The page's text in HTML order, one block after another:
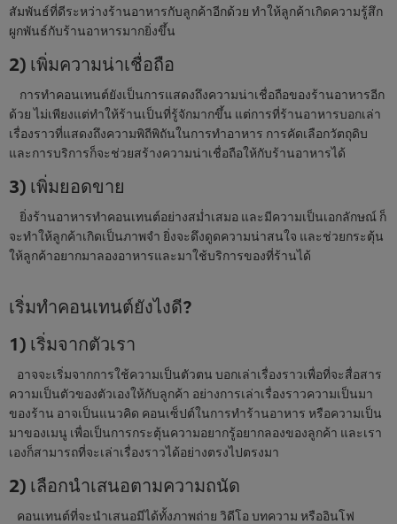
สัมพันธ์ที่ดีระหว่างร้านอาหารกับลูกค้าอีกด้วย ทำให้ลูกค้าเกิดความรู้สึก
ผูกพันธ์กับร้านอาหารมากยิ่งขึ้น
2) เพิ่มความน่าเชื่อถือ
การทำคอนเทนต์ยังเป็นการแสดงถึงความน่าเชื่อถือของร้านอาหารอีก
ด้วย ไม่เพียงแต่ทำให้ร้านเป็นที่รู้จักมากขึ้น แต่การที่ร้านอาหารบอกเล่า
เรื่องราวที่แสดงถึงความพิถีพิถันในการทำอาหาร การคัดเลือกวัตถุดิบ
และการบริการก็จะช่วยสร้างความน่าเชื่อถือให้กับร้านอาหารได้
3) เพิ่มยอดขาย
ยิ่งร้านอาหารทำคอนเทนต์อย่างสม่ำเสมอ และมีความเป็นเอกลักษณ์ ก็
จะทำให้ลูกค้าเกิดเป็นภาพจำ ยิ่งจะดึงดูดความน่าสนใจ และช่วยกระตุ้น
ให้ลูกค้าอยากมาลองอาหารและมาใช้บริการของที่ร้านได้
เริ่มทำคอนเทนต์ยังไงดี?
1) เริ่มจากตัวเรา
อาจจะเริ่มจากการใช้ความเป็นตัวตน บอกเล่าเรื่องราวเพื่อที่จะสื่อสาร
ความเป็นตัวของตัวเองให้กับลูกค้า อย่างการเล่าเรื่องราวความเป็นมา
ของร้าน อาจเป็นแนวคิด คอนเซ็ปต์ในการทำร้านอาหาร หรือความเป็น
มาของเมนู เพื่อเป็นการกระตุ้นความอยากรู้อยากลองของลูกค้า และเรา
เองก็สามารถที่จะเล่าเรื่องราวได้อย่างตรงไปตรงมา
2) เลือกนำเสนอตามความถนัด
คอนเทนต์ที่จะนำเสนอมีได้ทั้งภาพถ่าย วิดีโอ บทความ หรืออินโฟ